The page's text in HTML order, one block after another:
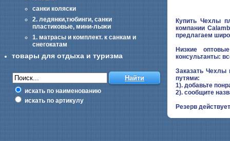
санки коляски
2. ледянки,тюбинги, санки
пластиковые, мини-лыжи
1. матрасы и комплект. к санкам и
снегокатам
товары для отдыха и туризма
искать по наименованию
искать по артикулу
Купить Чехлы
компании
предлагаем
Низкие
консультанты:
Заказать Чехлы
путями:
1). добавьте
2). сообщите
Резерв